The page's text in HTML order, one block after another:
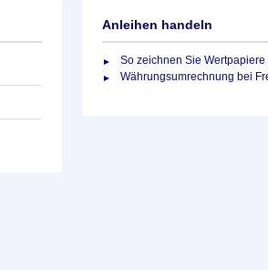
Anleihen handeln
So zeichnen Sie
Währungsumrechnung bei